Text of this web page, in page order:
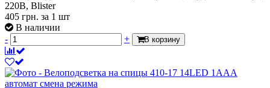
220B, Blister
405 грн. за 1 шт
В наличии
-
+ В корзину